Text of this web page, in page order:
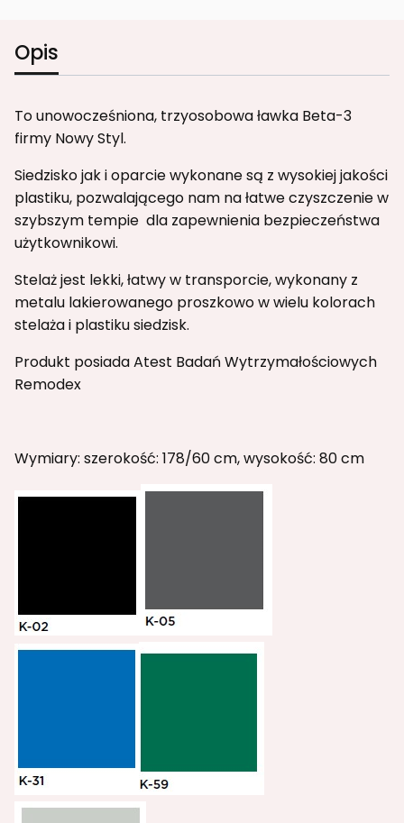
Opis
To unowocześniona, trzyosobowa ławka Beta-3
firmy Nowy Styl.
Siedzisko jak i oparcie wykonane są z wysokiej jakości
plastiku, pozwalającego nam na łatwe czyszczenie w
szybszym tempie dla zapewnienia bezpieczeństwa
użytkownikowi.
Stelaż jest lekki, łatwy w transporcie, wykonany z
metalu lakierowanego proszkowo w wielu kolorach
stelaża i plastiku siedzisk.
Produkt posiada Atest Badań Wytrzymałościowych
Remodex
Wymiary: szerokość: 178/60 cm, wysokość: 80 cm